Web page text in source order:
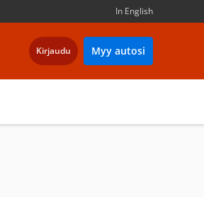
In English
Kirjaudu Myy autosi